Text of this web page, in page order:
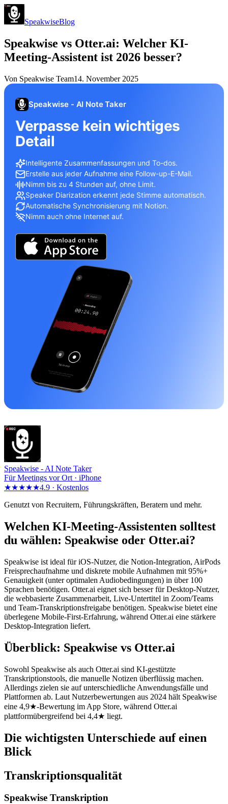
SpeakwiseBlog
Speakwise vs Otter.ai: Welcher KI-
Meeting-Assistent ist 2026 besser?
Von Speakwise Team14. November 2025
Speakwise - AI Note Taker
Verpasse kein wichtiges
Detail
Intelligente Zusammenfassungen und To-dos.
Erstelle aus jeder Aufnahme eine Follow-up-E-Mail.
Nimm bis zu 4 Stunden auf, ohne Limit.
Speaker Diarization erkennt jede Stimme automatisch.
Automatische Synchronisierung mit Notion.
Nimm auch ohne Internet auf.
Speakwise - AI Note Taker
Für Meetings vor Ort · iPhone
★★★★★4.9 · Kostenlos
Genutzt von Recruitern, Führungskräften, Beratern und mehr.
Welchen KI-Meeting-Assistenten solltest
du wählen: Speakwise oder Otter.ai?
Speakwise ist ideal für iOS-Nutzer, die Notion-Integration, AirPods
Freisprechaufnahme und diskrete mobile Aufnahmen mit 95%+
Genauigkeit (unter optimalen Audiobedingungen) in über 100
Sprachen benötigen. Otter.ai eignet sich besser für Desktop-Nutzer,
die webbasierte Zusammenarbeit, Live-Untertitel in Zoom/Teams
und Team-Transkriptionsfreigabe benötigen. Speakwise bietet eine
überlegene Mobile-First-Erfahrung, während Otter.ai eine stärkere
Desktop-Integration liefert.
Überblick: Speakwise vs Otter.ai
Sowohl Speakwise als auch Otter.ai sind KI-gestützte
Transkriptionstools, die manuelle Notizen überflüssig machen.
Allerdings zielen sie auf unterschiedliche Anwendungsfälle und
Plattformen ab. Laut Nutzerbewertungen aus 2024 hält Speakwise
eine 4,9★-Bewertung im App Store, während Otter.ai
plattformübergreifend bei 4,4★ liegt.
Die wichtigsten Unterschiede auf einen
Blick
Transkriptionsqualität
Speakwise Transkription